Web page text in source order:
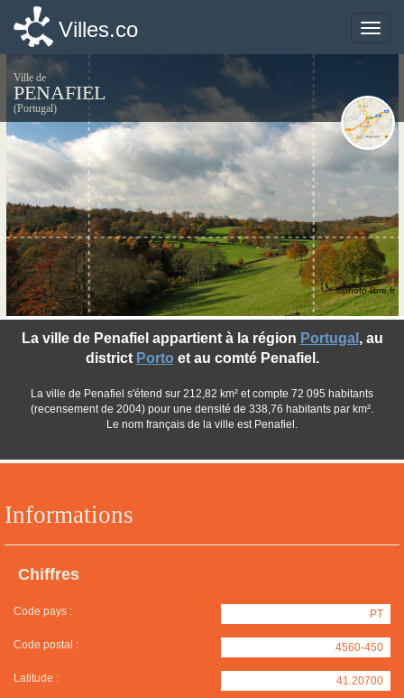
Toggle
Villes.co
Ville de
PENAFIEL
(Portugal)
Informations
Chiffres
Code pays : PT
Code postal : 4560-450
Latitude : 41.20700
La ville de Penafiel appartient à la région Portugal , au
district Porto et au comté Penafiel.
La ville de Penafiel s'étend sur 212,82 km² et compte 72 095 habitants
(recensement de 2004) pour une densité de 338,76 habitants par km².
Le nom français de la ville est Penafiel.
©photo-libre.fr
Toggle
Villes.co